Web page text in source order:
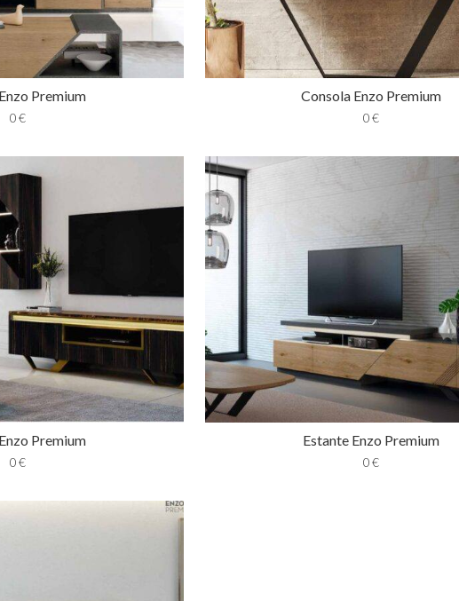
Premium
0€
Consola Enzo Premium
0€
Premium
0€
Estante Enzo Premium
0€